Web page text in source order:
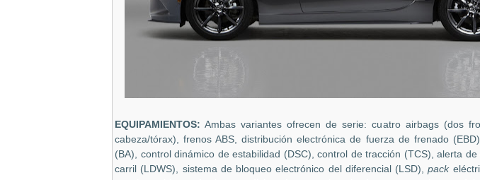
EQUIPAMIENTOS: Ambas variantes ofrecen de serie: cuatro airbags (dos
cabeza/tórax), frenos ABS, distribución electrónica de fuerza de frenado
(BA), control dinámico de estabilidad (DSC), control de tracción (TCS), alerta
carril (LDWS), sistema de bloqueo electrónico del diferencial (LSD),pack